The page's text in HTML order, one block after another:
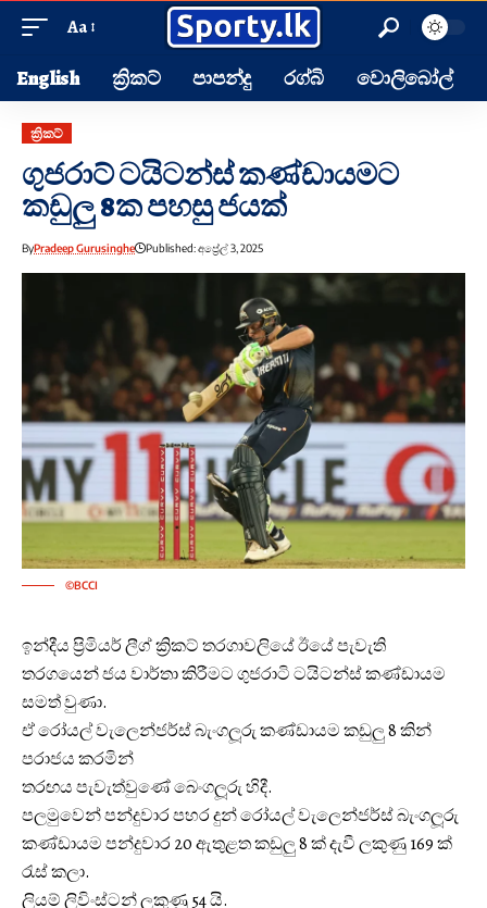
Aa
English ක්‍රිකට් පාපන්දු රග්බි වොලිබෝල්
ක්‍රිකට්
ගුජරාට් ටයිටන්ස් කණ්ඩායමට
කඩුලු 8ක පහසු ජයක්
ByPradeep Gurusinghe Published: අප්‍රේල් 3, 2025
©BCCI
ඉන්දීය ප්‍රිමියර් ලීග් ක්‍රිකට් තරගාවලියේ ඊයේ පැවැති
තරගයෙන් ජය වාර්තා කිරීමට ගුජරාටි ටයිටන්ස් කණ්ඩායම
සමත් වුණා.
ඒ රෝයල් වැලෙන්ජර්ස් බැංගලූරු කණ්ඩායම කඩුලු 8 කින්
පරාජය කරමින්
තරඟය පැවැත්වුණේ බෙංගලූරු හිදී.
පලමුවෙන් පන්දුවාර පහර දුන් රෝයල් වැලෙන්ජර්ස් බැංගලූරු
කණ්ඩායම පන්දුවාර 20 ඇතුළත කඩුලු 8 ක් දැවී ලකුණු 169 ක්
රැස් කලා.
ලියම් ලිවිංස්ටන් ලකුණු 54 යි.